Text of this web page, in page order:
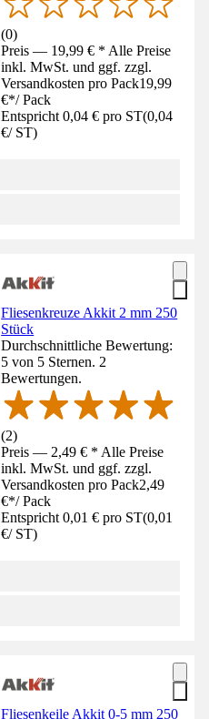
(0)
Preis — 19,99 € * Alle Preise
inkl. MwSt. und ggf. zzgl.
Versandkosten pro Pack19,99
€*/ Pack
Entspricht 0,04 € pro ST(0,04
€/ ST)
Fliesenkreuze Akkit 2 mm 250
Stück
Durchschnittliche Bewertung:
5 von 5 Sternen. 2
Bewertungen.
(2)
Preis — 2,49 € * Alle Preise
inkl. MwSt. und ggf. zzgl.
Versandkosten pro Pack2,49
€*/ Pack
Entspricht 0,01 € pro ST(0,01
€/ ST)
Fliesenkeile Akkit 0-5 mm 250